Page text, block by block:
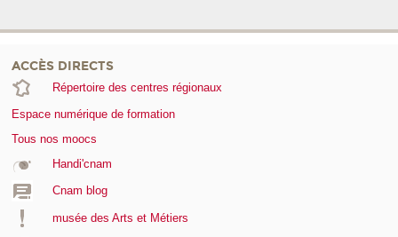
ACCÈS DIRECTS
Répertoire des centres régionaux
Espace numérique de formation
Tous nos moocs
Handi'cnam
Cnam blog
musée des Arts et Métiers